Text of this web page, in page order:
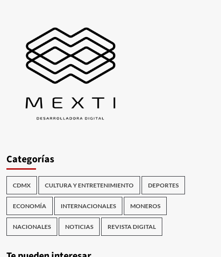
Categorías
CDMX CULTURA Y ENTRETENIMIENTO DEPORTES
ECONOMÍA INTERNACIONALES MONEROS
NACIONALES NOTICIAS REVISTA DIGITAL